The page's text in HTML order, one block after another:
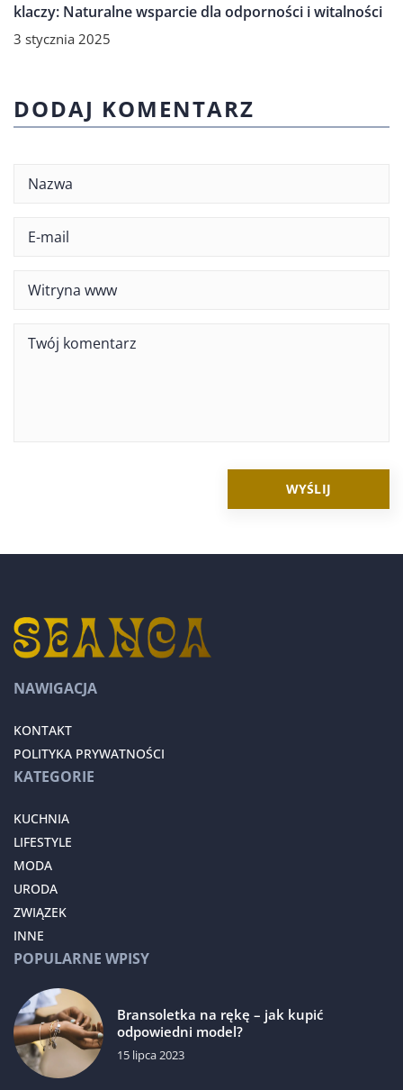
klaczy: Naturalne wsparcie dla odporności i witalności
3 stycznia 2025
DODAJ KOMENTARZ
NAWIGACJA
KONTAKT
POLITYKA PRYWATNOŚCI
KATEGORIE
KUCHNIA
LIFESTYLE
MODA
URODA
ZWIĄZEK
INNE
POPULARNE WPISY
Bransoletka na rękę – jak kupić
odpowiedni model?
15 lipca 2023